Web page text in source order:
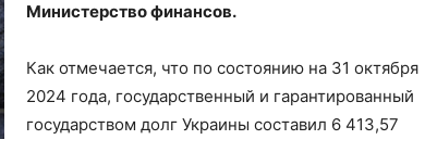
Министерство финансов.
Как отмечается, что по состоянию на 31 октября
2024 года, государственный и гарантированный
государством долг Украины составил 6 413,57